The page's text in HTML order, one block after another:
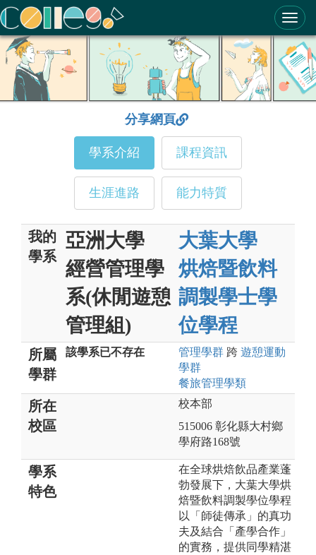
ColleGo! 大學選才與高中育才輔助系統
分享網頁
學系介紹 課程資訊
生涯進路 能力特質
我的
學系
亞洲大學
經營管理學
系(休閒遊憩
管理組)
大葉大學
烘焙暨飲料
調製學士學
位學程
所屬
學群
該學系已不存在 管理學群 跨 遊憩運動
學群
餐旅管理學類
所在
校區
校本部
515006 彰化縣大村鄉
學府路168號
學系
特色
在全球烘焙飲品產業蓬
勃發展下，大葉大學烘
焙暨飲料調製學位學程
以「師徒傳承」的真功
夫及結合「產學合作」
的實務，提供同學精湛